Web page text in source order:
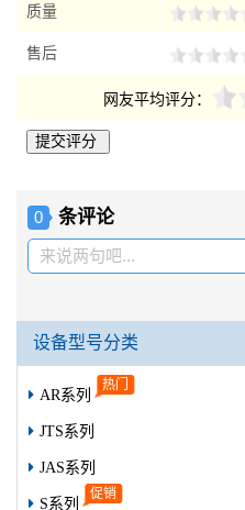
质量
售后
网友平均评分：
0 条评论
来说两句吧...
设备型号分类
AR系列
JTS系列
JAS系列
S系列